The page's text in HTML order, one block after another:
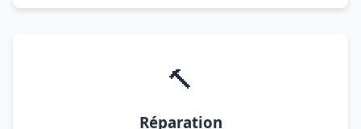
🔨
Réparation